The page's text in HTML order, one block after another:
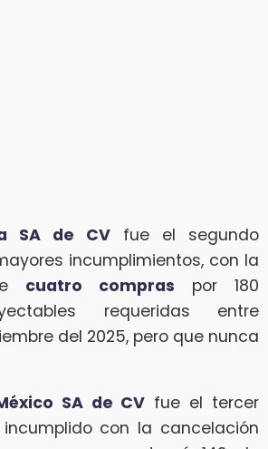
SA de CV fue el segundo
incumplimientos, con la
cuatro compras por 180
requeridas entre
del 2025, pero que nunca
SA de CV fue el tercer
con la cancelación